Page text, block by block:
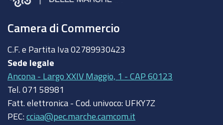
Camera di Commercio
C.F. e Partita Iva 02789930423
Sede legale
Ancona - Largo XXIV Maggio, 1 - CAP 60123
Tel. 071 58981
Fatt. elettronica - Cod. univoco: UFKY7Z
PEC: cciaa@pec.marche.camcom.it